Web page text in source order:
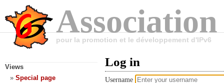
pour la promotion et le développement d'IPv6
Log in
Username
Views
Special page